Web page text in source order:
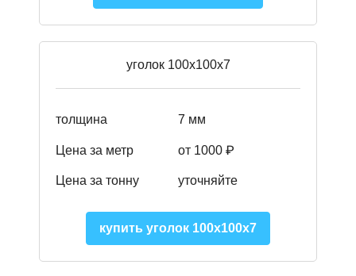
уголок 100х100х7
толщина 7 мм
Цена за метр от 1000 ₽
Цена за тонну уточняйте
купить уголок 100х100х7